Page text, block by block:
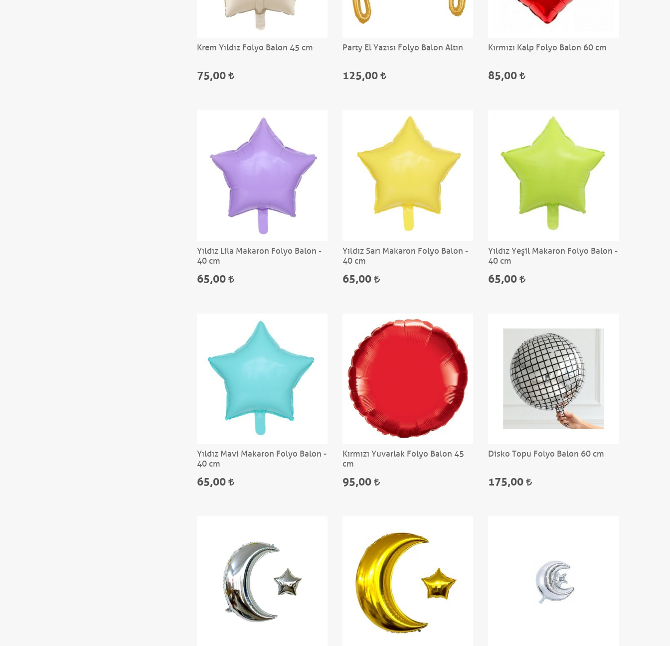
Krem Yıldız Folyo Balon 45 cm
75,00
Party El Yazısı Folyo Balon Altın
125,00
Kırmızı Kalp Folyo Balon 60 cm
85,00
Yıldız Lila Makaron Folyo Balon -
40 cm
65,00
Yıldız Sarı Makaron Folyo Balon -
40 cm
65,00
Yıldız Yeşil Makaron Folyo Balon -
40 cm
65,00
Yıldız Mavi Makaron Folyo Balon -
40 cm
65,00
Kırmızı Yuvarlak Folyo Balon 45
cm
95,00
Disko Topu Folyo Balon 60 cm
175,00